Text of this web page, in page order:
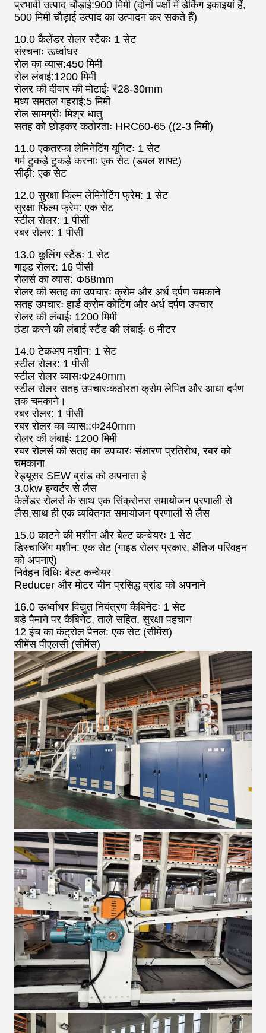
प्रभावी उत्पाद चौड़ाई:900 मिमी (दोनों पक्षों में डेकिंग इकाइयां हैं,
500 मिमी चौड़ाई उत्पाद का उत्पादन कर सकते हैं)
10.0 कैलेंडर रोलर स्टैकः 1 सेट
संरचनाः ऊर्ध्वाधर
रोल का व्यास:450 मिमी
रोल लंबाई:1200 मिमी
रोलर की दीवार की मोटाईः ₹28-30mm
मध्य समतल गहराई:5 मिमी
रोल सामग्रीः मिश्र धातु
सतह को छोड़कर कठोरताः HRC60-65 ((2-3 मिमी)
11.0 एकतरफा लेमिनेटिंग यूनिटः 1 सेट
गर्म टुकड़े टुकड़े करनाः एक सेट (डबल शाफ्ट)
सीढ़ी: एक सेट
12.0 सुरक्षा फिल्म लेमिनेटिंग फ्रेम: 1 सेट
सुरक्षा फिल्म फ्रेम: एक सेट
स्टील रोलर: 1 पीसी
रबर रोलर: 1 पीसी
13.0 कूलिंग स्टैंडः 1 सेट
गाइड रोलर: 16 पीसी
रोलर्स का व्यास: Φ68mm
रोलर की सतह का उपचारः क्रोम और अर्ध दर्पण चमकाने
सतह उपचारः हार्ड क्रोम कोटिंग और अर्ध दर्पण उपचार
रोलर की लंबाईः 1200 मिमी
ठंडा करने की लंबाई स्टैंड की लंबाईः 6 मीटर
14.0 टेकअप मशीन: 1 सेट
स्टील रोलर: 1 पीसी
स्टील रोलर व्यासःΦ240mm
स्टील रोलर सतह उपचारःकठोरता क्रोम लेपित और आधा दर्पण
तक चमकाने।
रबर रोलर: 1 पीसी
रबर रोलर का व्यास::Φ240mm
रोलर की लंबाईः 1200 मिमी
रबर रोलर्स की सतह का उपचारः संक्षारण प्रतिरोध, रबर को
चमकाना
रेड्यूसर SEW ब्रांड को अपनाता है
3.0kw इन्वर्टर से लैस
कैलेंडर रोलर्स के साथ एक सिंक्रोनस समायोजन प्रणाली से
लैस,साथ ही एक व्यक्तिगत समायोजन प्रणाली से लैस
15.0 काटने की मशीन और बेल्ट कन्वेयरः 1 सेट
डिस्चार्जिंग मशीन: एक सेट (गाइड रोलर प्रकार, क्षैतिज परिवहन
को अपनाएं)
निर्वहन विधिः बेल्ट कन्वेयर
Reducer और मोटर चीन प्रसिद्ध ब्रांड को अपनाने
16.0 ऊर्ध्वाधर विद्युत नियंत्रण कैबिनेटः 1 सेट
बड़े पैमाने पर कैबिनेट, ताले सहित, सुरक्षा पहचान
12 इंच का कंट्रोल पैनल: एक सेट (सीमेंस)
सीमेंस पीएलसी (सीमेंस)